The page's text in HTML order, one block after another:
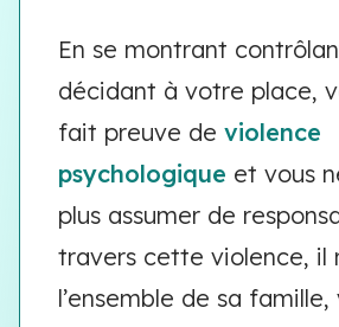
En se montrant
décidant à votre place,
fait preuve de violence
psychologique et vous
plus assumer de
travers cette violence, il
l’ensemble de sa famille,